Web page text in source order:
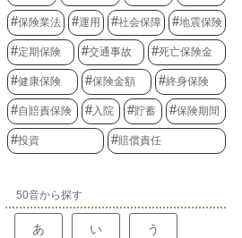
保険業法 運用 社会保障 地震保険
定期保険 交通事故 死亡保険金
健康保険 保険金額 終身保険
自賠責保険 入院 貯蓄 保険期間
投資 賠償責任
50音から探す
あ い う